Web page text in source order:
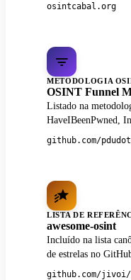
osintcabal.org
METODOLOGIA
OSINT Funnel
Listado na
HaveIBeenPwned,
github.com/
LISTA DE
awesome-osint
Incluído na lista
de estrelas no
github.com/jivoi/